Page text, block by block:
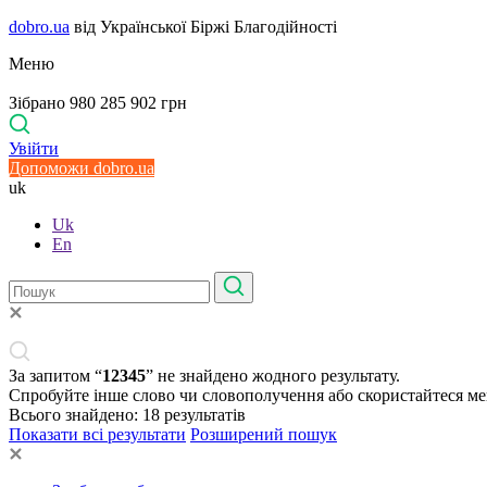
dobro.ua від Української Біржі Благодійності
Меню
Зібрано 980 285 902 грн
Увійти
Допоможи dobro.ua
uk
Uk
En
За запитом “12345” не знайдено жодного результату.
Спробуйте інше слово чи словополучення або скористайтеся
Всього знайдено: 18 результатів
Показати всі результати Розширений пошук